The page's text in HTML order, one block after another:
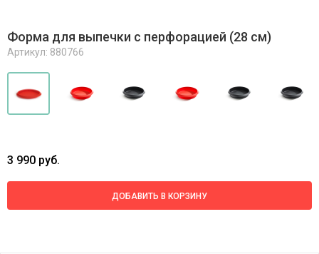
Форма для выпечки с перфорацией (28 см)
Артикул: 880766
3 990 руб.
ДОБАВИТЬ В КОРЗИНУ